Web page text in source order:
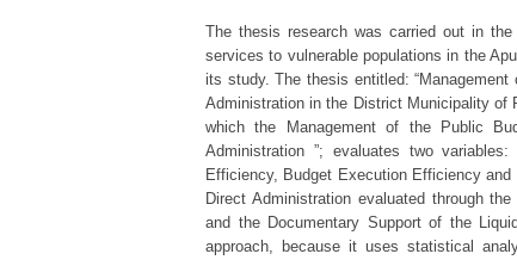
The thesis research was carried out in
services to vulnerable populations in the
its study. The thesis entitled:
Administration in the District Municipality of
which the Management of the Public
Administration ”; evaluates two
Efficiency, Budget Execution Efficiency
Direct Administration evaluated through
and the Documentary Support of the
approach, because it uses statistical